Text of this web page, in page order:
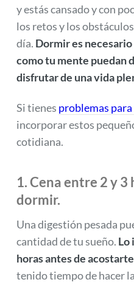
y estás cansado y con
los retos y los
día. Dormir es
como tu mente puedan
disfrutar de una vida
Si tienes problemas
incorporar estos
cotidiana.
1. Cena entre 2 y
dormir.
Una digestión pesada
cantidad de tu sueño. Lo
horas antes de acostarte
tenido tiempo de hacer